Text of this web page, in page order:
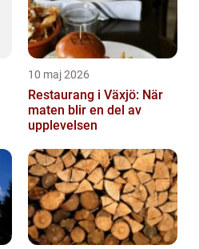
10 maj 2026
Restaurang i Växjö: När
maten blir en del av
upplevelsen